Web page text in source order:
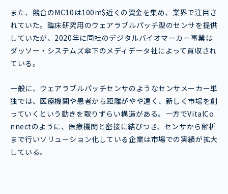
また、競合のMC10は100m$近くの資金を集め、業界で注目さ
れていた。臨床研究用のウェアラブルパッチ型のセンサを提供
していたが、2020年に同社のデジタルバイオマーカー事業は
ダッソー・システムズ傘下のメディデータ社によって買収され
ている。
一般に、ウェアラブルパッチセンサのようなセンサメーカー単
独では、医療機関や患者から距離がやや遠く、新しく市場を創
っていくという動きを取りずらい構造がある。一方でVitalCo
nnectのように、医療機関と密接に結びつき、センサから解析
まで行いソリューション化している企業は市場での実績が拡大
している。